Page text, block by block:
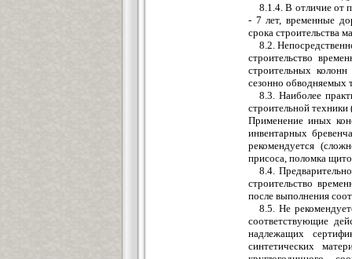
8.1.4. В отличие от
- 7 лет, временные
срока строительства
8.2.
строительство
строительных
сезонно обводняемых
8.3. Наиболее
строительной
Применение иных
инвентарных
рекомендуется
присоса, поломка
8.4.
строительство
после выполнения
8.5. Не
соответствующие
надлежащих
синтетических